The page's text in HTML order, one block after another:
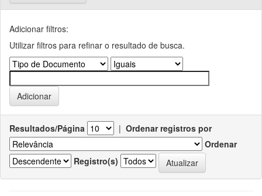
Adicionar filtros:
Utilizar filtros para refinar o resultado de busca.
Resultados/Página | Ordenar registros por
Ordenar
Registro(s)